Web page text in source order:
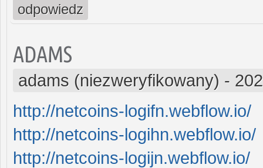
odpowiedz
ADAMS
adams (niezweryfikowany) -
http://netcoins-logifn.webflow.io/
http://netcoins-logihn.webflow.io/
http://netcoins-logijn.webflow.io/